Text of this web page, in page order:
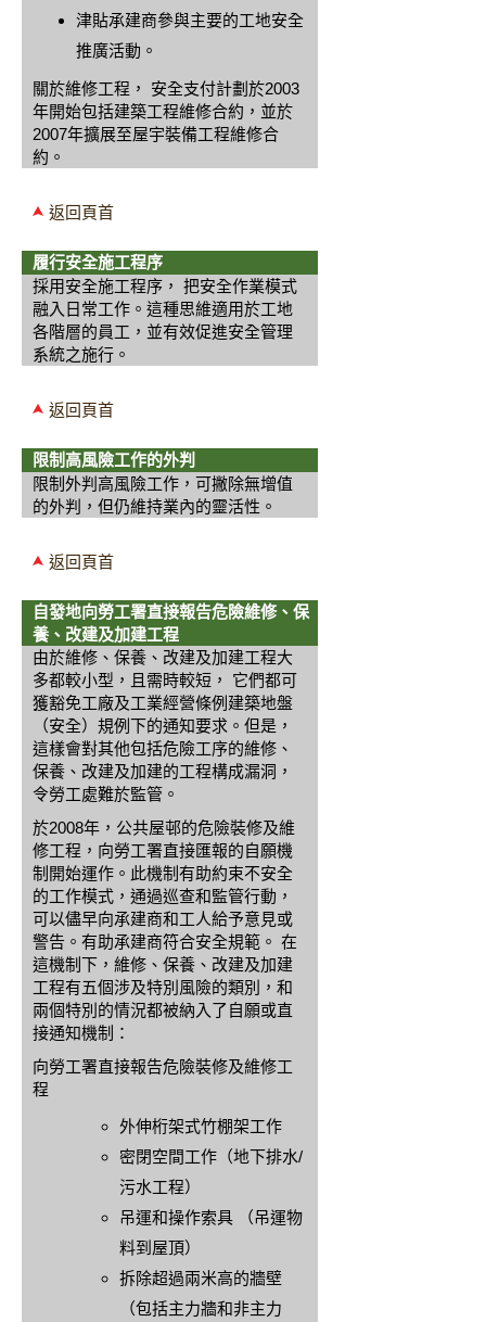
津貼承建商參與主要的工地安全
推廣活動。
關於維修工程， 安全支付計劃於2003
年開始包括建築工程維修合約，並於
2007年擴展至屋宇裝備工程維修合
約。
返回頁首
履行安全施工程序
採用安全施工程序， 把安全作業模式
融入日常工作。這種思維適用於工地
各階層的員工，並有效促進安全管理
系統之施行。
返回頁首
限制高風險工作的外判
限制外判高風險工作，可撇除無增值
的外判，但仍維持業內的靈活性。
返回頁首
自發地向勞工署直接報告危險維修、保
養、改建及加建工程
由於維修、保養、改建及加建工程大
多都較小型，且需時較短， 它們都可
獲豁免工廠及工業經營條例建築地盤
（安全）規例下的通知要求。但是，
這樣會對其他包括危險工序的維修、
保養、改建及加建的工程構成漏洞，
令勞工處難於監管。
於2008年，公共屋邨的危險裝修及維
修工程，向勞工署直接匯報的自願機
制開始運作。此機制有助約束不安全
的工作模式，通過巡查和監管行動，
可以儘早向承建商和工人給予意見或
警告。有助承建商符合安全規範。 在
這機制下，維修、保養、改建及加建
工程有五個涉及特別風險的類別，和
兩個特別的情況都被納入了自願或直
接通知機制：
向勞工署直接報告危險裝修及維修工
程
外伸桁架式竹棚架工作
密閉空間工作（地下排水/
污水工程）
吊運和操作索具 （吊運物
料到屋頂）
拆除超過兩米高的牆壁
（包括主力牆和非主力